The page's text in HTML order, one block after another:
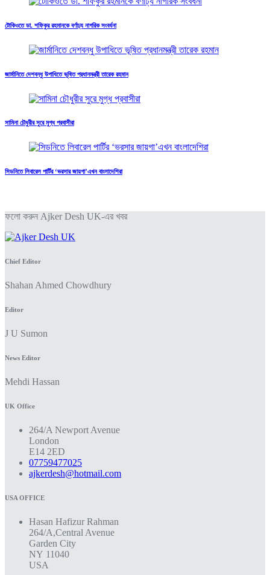
টোকিওতে ডা. শফিকুর রহমানকে বর্ণাঢ্য নাগরিক সংবর্ধনা
জার্মানিতে দেশবন্ধু উপাধিতে ভূষিত প্রধানমন্ত্রী তারেক রহমান
সামিনা চৌধুরীর সুরে মুগ্ধ প্রবাসীরা
সিডনিতে লিবারেল পার্টির ‘ভরসার জায়গা’এখন বাংলাদেশিরা
ফলো করুন Ajker Desh UK-এর খবর
Chief Editor
Shahan Ahmed Chowdhury
Editor
J U Sumon
News Editor
Mehdi Hassan
UK Office
264/A Newport Avenue
London
E14 2ED
07759477025
ajkerdesh@hotmail.com
USA OFFICE
Hasan Hafizur Rahman
264/A,Central Avenue
Garden City
NY 11040
USA